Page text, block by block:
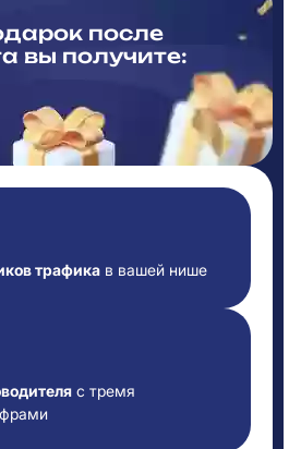
после
вы получите:
трафика в вашей нише
с тремя